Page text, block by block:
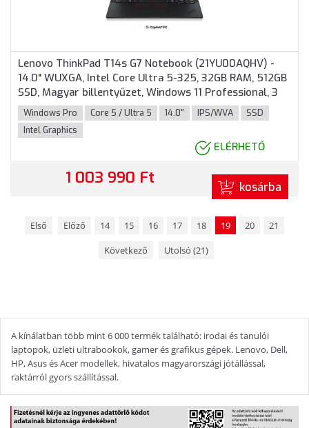
Lenovo ThinkPad T14s G7 Notebook (21YU00AQHV) -
14.0" WUXGA, Intel Core Ultra 5-325, 32GB RAM, 512GB
SSD, Magyar billentyűzet, Windows 11 Professional, 3
év garancia, Fekete színben
Windows Pro Core 5 / Ultra 5 14.0" IPS/WVA
SSD
Intel Graphics
ELÉRHETŐ
1 003 990 Ft kosárba
Első Előző 14 15 16 17 18 19 20
21
Következő
Utolsó (21)
A kínálatban több mint 6 000 termék található: irodai és tanulói
laptopok, üzleti ultrabookok, gamer és grafikus gépek. Lenovo, Dell,
HP, Asus és Acer modellek, hivatalos magyarországi jótállással,
raktárról gyors szállítással.